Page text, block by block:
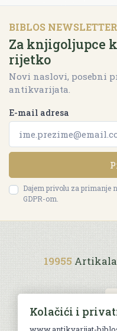
BIBLOS NEWSLETTER
Za knjigoljupce
rijetko
Novi naslovi, posebni
antikvarijata.
E-mail adresa
Dajem privolu za primanje
GDPR-om.
19955 Artikala
Kolačići i